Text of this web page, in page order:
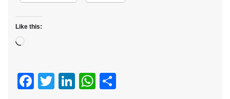
Like this:
Loading…
Facebook
Twitter
LinkedIn
WhatsApp